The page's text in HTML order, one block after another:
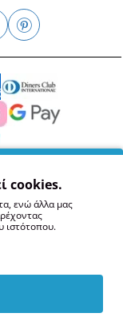
cookies.
ενώ άλλα μας
ιστότοπου.